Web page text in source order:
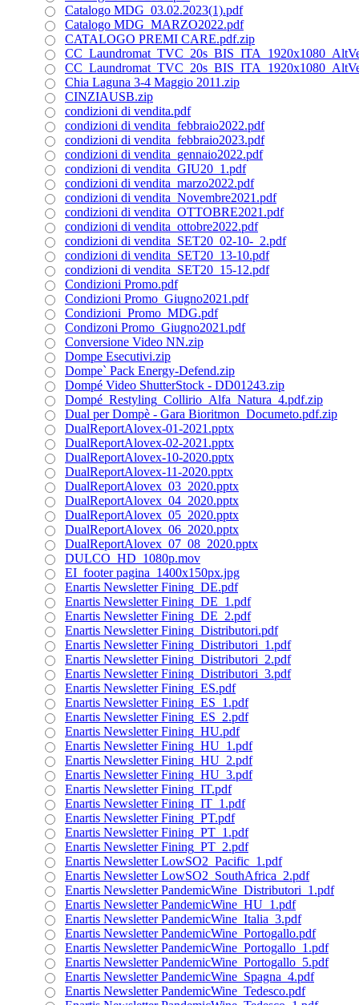
Catalogo MDG_03.02.2023(1).pdf
Catalogo MDG_MARZO2022.pdf
CATALOGO PREMI CARE.pdf.zip
Chia Laguna 3-4 Maggio 2011.zip
CINZIAUSB.zip
condizioni di vendita.pdf
condizioni di vendita_febbraio2022.pdf
condizioni di vendita_febbraio2023.pdf
condizioni di vendita_gennaio2022.pdf
condizioni di vendita_GIU20_1.pdf
condizioni di vendita_marzo2022.pdf
condizioni di vendita_Novembre2021.pdf
condizioni di vendita_OTTOBRE2021.pdf
condizioni di vendita_ottobre2022.pdf
condizioni di vendita_SET20_02-10-_2.pdf
condizioni di vendita_SET20_13-10.pdf
condizioni di vendita_SET20_15-12.pdf
Condizioni Promo.pdf
Condizioni Promo_Giugno2021.pdf
Condizioni_Promo_MDG.pdf
Condizoni Promo_Giugno2021.pdf
Conversione Video NN.zip
Dompe Esecutivi.zip
Dompe` Pack Energy-Defend.zip
Dompé Video ShutterStock - DD01243.zip
Dompé_Restyling_Collirio_Alfa_Natura_4.pdf.zip
Dual per Dompè - Gara Bioritmon_Documeto.pdf.zip
DualReportAlovex-01-2021.pptx
DualReportAlovex-02-2021.pptx
DualReportAlovex-10-2020.pptx
DualReportAlovex-11-2020.pptx
DualReportAlovex_03_2020.pptx
DualReportAlovex_04_2020.pptx
DualReportAlovex_05_2020.pptx
DualReportAlovex_06_2020.pptx
DualReportAlovex_07_08_2020.pptx
DULCO_HD_1080p.mov
EI_footer pagina_1400x150px.jpg
Enartis Newsletter Fining_DE.pdf
Enartis Newsletter Fining_DE_1.pdf
Enartis Newsletter Fining_DE_2.pdf
Enartis Newsletter Fining_Distributori.pdf
Enartis Newsletter Fining_Distributori_1.pdf
Enartis Newsletter Fining_Distributori_2.pdf
Enartis Newsletter Fining_Distributori_3.pdf
Enartis Newsletter Fining_ES.pdf
Enartis Newsletter Fining_ES_1.pdf
Enartis Newsletter Fining_ES_2.pdf
Enartis Newsletter Fining_HU.pdf
Enartis Newsletter Fining_HU_1.pdf
Enartis Newsletter Fining_HU_2.pdf
Enartis Newsletter Fining_HU_3.pdf
Enartis Newsletter Fining_IT.pdf
Enartis Newsletter Fining_IT_1.pdf
Enartis Newsletter Fining_PT.pdf
Enartis Newsletter Fining_PT_1.pdf
Enartis Newsletter Fining_PT_2.pdf
Enartis Newsletter LowSO2_Pacific_1.pdf
Enartis Newsletter LowSO2_SouthAfrica_2.pdf
Enartis Newsletter PandemicWine_Distributori_1.pdf
Enartis Newsletter PandemicWine_HU_1.pdf
Enartis Newsletter PandemicWine_Italia_3.pdf
Enartis Newsletter PandemicWine_Portogallo.pdf
Enartis Newsletter PandemicWine_Portogallo_1.pdf
Enartis Newsletter PandemicWine_Portogallo_5.pdf
Enartis Newsletter PandemicWine_Spagna_4.pdf
Enartis Newsletter PandemicWine_Tedesco.pdf